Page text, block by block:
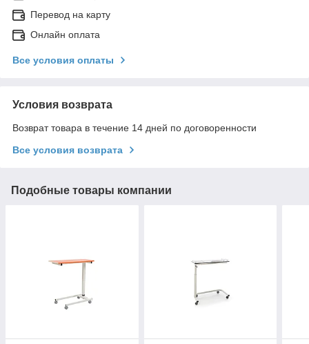
Перевод на карту
Онлайн оплата
Все условия оплаты
Условия возврата
Возврат товара в течение 14 дней по договоренности
Все условия возврата
Подобные товары компании